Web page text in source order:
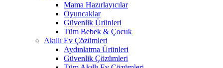
Mama Hazırlayıcılar
Oyuncaklar
Güvenlik Ürünleri
Tüm Bebek & Çocuk
Akıllı Ev Çözümleri
Aydınlatma Ürünleri
Güvenlik Çözümleri